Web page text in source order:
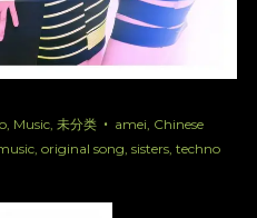
, Music, 未分类 amei, Chinese
, original song, sisters, techno